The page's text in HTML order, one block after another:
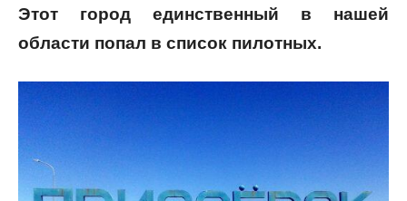
Этот город единственный в нашей
области попал в список пилотных.